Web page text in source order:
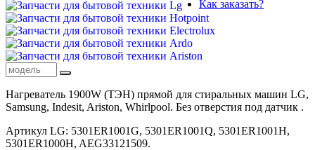
Как заказать?
Нагреватель 1900W (ТЭН) прямой для стиральных машин LG,
Samsung, Indesit, Ariston, Whirlpool. Без отверстия под датчик .
Артикул LG: 5301ER1001G, 5301ER1001Q, 5301ER1001H,
5301ER1000H, AEG33121509.